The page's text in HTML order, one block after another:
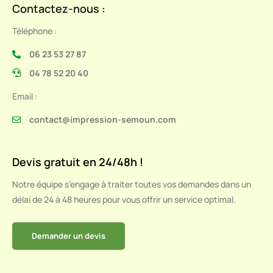
Contactez-nous :
Téléphone :
06 23 53 27 87
04 78 52 20 40
Email :
contact@impression-semoun.com
Devis gratuit en 24/48h !
Notre équipe s’engage à traiter toutes vos demandes dans un
délai de 24 à 48 heures pour vous offrir un service optimal.
Demander un devis